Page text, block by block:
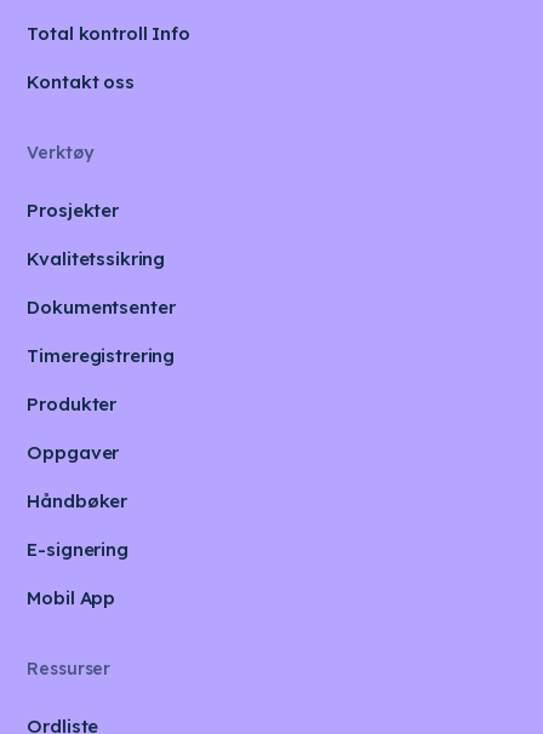
Total kontroll Info
Kontakt oss
Verktøy
Prosjekter
Kvalitetssikring
Dokumentsenter
Timeregistrering
Produkter
Oppgaver
Håndbøker
E-signering
Mobil App
Ressurser
Ordliste